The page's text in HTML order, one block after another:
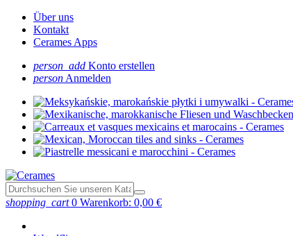
Über uns
Kontakt
Cerames Apps
person_add Konto erstellen
person Anmelden
shopping_cart 0 Warenkorb: 0,00 €